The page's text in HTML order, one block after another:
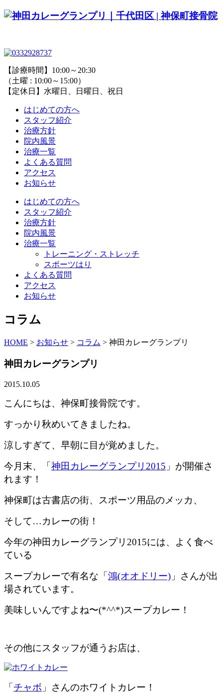
【診療時間】10:00～20:30
（土曜 : 10:00～15:00）
【定休日】水曜日、日曜日、祝日
はじめての方へ
スタッフ紹介
治療方針
院内風景
治療一覧
よくある質問
アクセス
お知らせ
はじめての方へ
スタッフ紹介
治療方針
院内風景
治療一覧
トレーニング・ストレッチ
スポーツはり
よくある質問
アクセス
お知らせ
コラム
HOME > お知らせ > コラム > 神田カレーグランプリ
神田カレーグランプリ
2015.10.05
こんにちは、神保町接骨院です。
すっかり秋めいてきましたね。
涼しすぎて、早朝に目が覚めました。
今月末、「神田カレーグランプリ2015 」が開催さ
れます！
神保町は古書店の街、スポーツ用品のメッカ、
そして…カレーの街！
今年の神田カレーグランプリ2015には、よく食べ
ている
スープカレーで有名な「鴻(オオドリー) 」さんが出
場されています。
美味しいんですよね〜(*^^*)スープカレー！
その他にスタッフが通うお店は、
「チャボ 」さんのホワイトカレー！